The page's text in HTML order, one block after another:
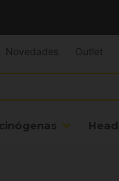
Novedades Outlet